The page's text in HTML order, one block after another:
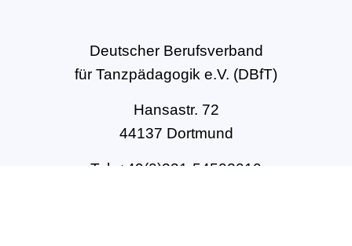
Deutscher Berufsverband
für Tanzpädagogik e.V. (DBfT)
Hansastr. 72
44137 Dortmund
Tel: +49(0)231-54502010